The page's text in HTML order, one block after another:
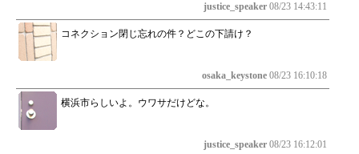
justice_speaker 08/23 14:43:11
コネクション閉じ忘れの件？どこの下請け？
osaka_keystone 08/23 16:10:18
横浜市らしいよ。ウワサだけどな。
justice_speaker 08/23 16:12:01